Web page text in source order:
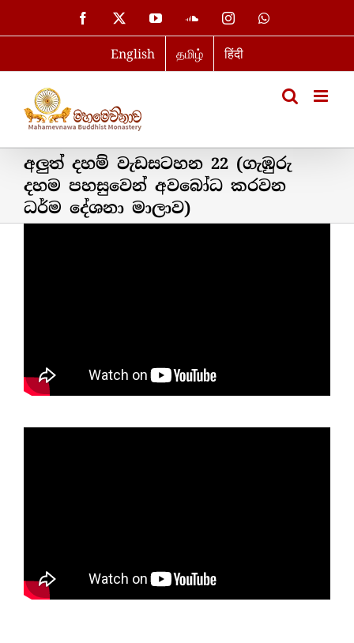
to
Facebook YouTubeSoundCloud
InstagramWhatsApp
English தமிழ் हिंदी
අලුත් දහම් වැඩසටහන 22 (ගැඹුරු
දහම පහසුවෙන් අවබෝධ කරවන
ධර්ම දේශනා මාලාව)